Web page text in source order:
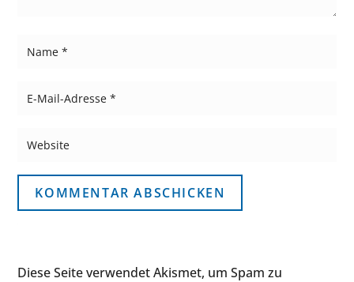
KOMMENTAR ABSCHICKEN
Diese Seite verwendet Akismet, um Spam zu